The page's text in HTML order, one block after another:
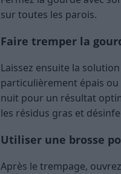
sur toutes les parois.
Faire tremper la
Laissez ensuite la
particulièrement épais
nuit pour un résultat
les résidus gras et
Utiliser une brosse
Après le trempage,